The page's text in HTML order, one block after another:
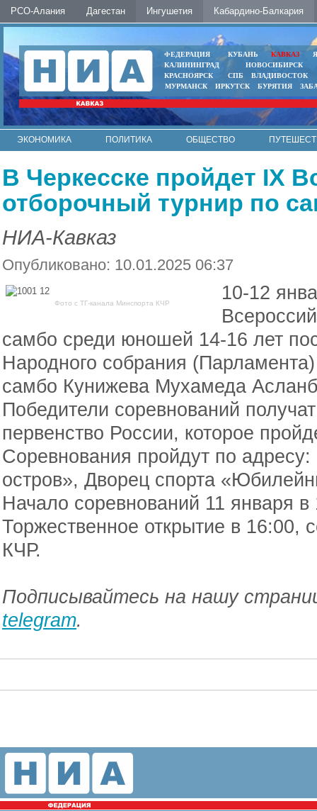
РСО-Алания Дагестан Ингушетия Кабардино-Балкария
ФЕДЕРАЦИЯ КУБАНЬ КАВКАЗ
КАЛИНИНГРАД
НОВОСИБИРСК
КРАСНОЯРСК
СПБ
ВЛАДИВОСТОК
МУРМАНСК
ИРКУТСК БУРЯТИЯ
ЭКОНОМИКА ПОЛИТИКА ОБЩЕСТВО
В Черкесске пройдет IX
отборочный турнир по
НИА-Кавказ
Опубликовано: 10.01.2025 06:37
Фото с ТГ-канала Минспорта КЧР
10-12
самбо среди юношей 14-16 лет
Народного собрания
самбо Кунижева Мухамеда
Победители соревнований
первенство России, которое
Соревнования пройдут по
остров», Дворец спорта
Начало соревнований 11 января в
Торжественное открытие в 16:00,
КЧР.
Подписывайтесь на нашу
telegram.